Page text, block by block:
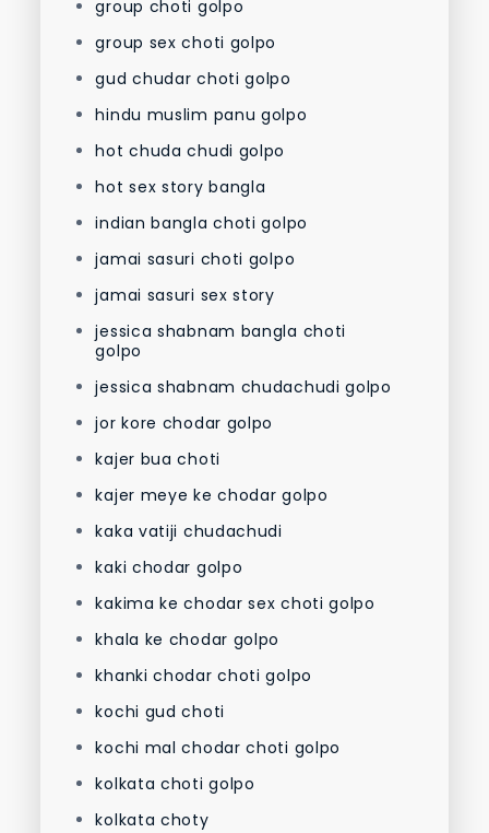
group choti golpo
group sex choti golpo
gud chudar choti golpo
hindu muslim panu golpo
hot chuda chudi golpo
hot sex story bangla
indian bangla choti golpo
jamai sasuri choti golpo
jamai sasuri sex story
jessica shabnam bangla choti
golpo
jessica shabnam chudachudi golpo
jor kore chodar golpo
kajer bua choti
kajer meye ke chodar golpo
kaka vatiji chudachudi
kaki chodar golpo
kakima ke chodar sex choti golpo
khala ke chodar golpo
khanki chodar choti golpo
kochi gud choti
kochi mal chodar choti golpo
kolkata choti golpo
kolkata choty